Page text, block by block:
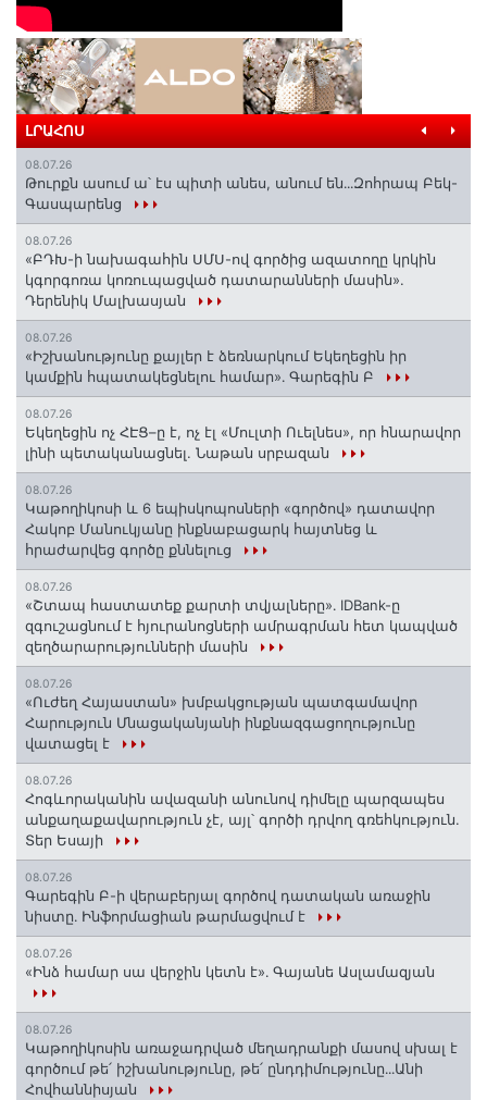
ԼՐԱՀՈՍ
08.07.26
Թուրքն ասում ա՝ էս պիտի անես, անում են․․․Զոհրապ Բեկ-
Գասպարենց
08.07.26
«ԲԴԽ-ի նախագահին ՍՄՍ-ով գործից ազատողը կրկին
կգորգոռա կոռուպացված դատարանների մասին».
Դերենիկ Մալխասյան
08.07.26
«Իշխանությունը քայլեր է ձեռնարկում Եկեղեցին իր
կամքին հպատակեցնելու համար»․ Գարեգին Բ
08.07.26
Եկեղեցին ոչ ՀԷՑ–ը է, ոչ էլ «Մուլտի Ուելնես», որ հնարավոր
լինի պետականացնել. Նաթան սրբազան
08.07.26
️Կաթողիկոսի և 6 եպիսկոպոսների «գործով» դատավոր
Հակոբ Մանուկյանը ինքնաբացարկ հայտնեց և
հրաժարվեց գործը քննելուց
08.07.26
«Շտապ հաստատեք քարտի տվյալները»․ IDBank-ը
զգուշացնում է հյուրանոցների ամրագրման հետ կապված
զեղծարարությունների մասին
08.07.26
«Ուժեղ Հայաստան» խմբակցության պատգամավոր
Հարություն Մնացականյանի ինքնազգացողությունը
վատացել է
08.07.26
Հոգևորականին ավազանի անունով դիմելը պարզապես
անքաղաքավարություն չէ, այլ՝ գործի դրվող գռեհկություն.
Տեր Եսայի
08.07.26
Գարեգին Բ-ի վերաբերյալ գործով դատական առաջին
նիստը․ Ինֆորմացիան թարմացվում է
08.07.26
«Ինձ համար սա վերջին կետն է»․ Գայանե Ասլամազյան
08.07.26
Կաթողիկոսին առաջադրված մեղադրանքի մասով սխալ է
գործում թե՛ իշխանությունը, թե՛ ընդդիմությունը․․․Անի
Հովհաննիսյան